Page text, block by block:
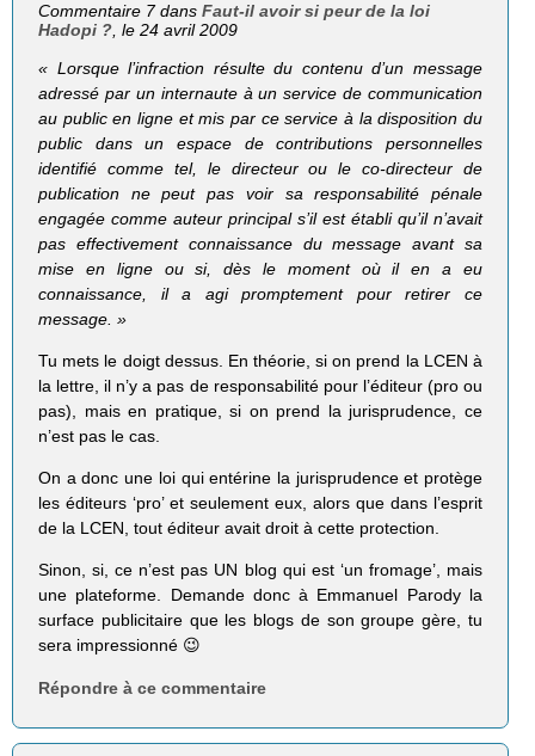
Commentaire 7 dansFaut-il avoir si peur de la loi
Hadopi ? , le 24 avril 2009
« Lorsque l’infraction résulte du contenu d’un message
adressé par un internaute à un service de communication
au public en ligne et mis par ce service à la disposition du
public dans un espace de contributions personnelles
identifié comme tel, le directeur ou le co-directeur de
publication ne peut pas voir sa responsabilité pénale
engagée comme auteur principal s’il est établi qu’il n’avait
pas effectivement connaissance du message avant sa
mise en ligne ou si, dès le moment où il en a eu
connaissance, il a agi promptement pour retirer ce
message. »
Tu mets le doigt dessus. En théorie, si on prend la LCEN à
la lettre, il n’y a pas de responsabilité pour l’éditeur (pro ou
pas), mais en pratique, si on prend la jurisprudence, ce
n’est pas le cas.
On a donc une loi qui entérine la jurisprudence et protège
les éditeurs ‘pro’ et seulement eux, alors que dans l’esprit
de la LCEN, tout éditeur avait droit à cette protection.
Sinon, si, ce n’est pas UN blog qui est ‘un fromage’, mais
une plateforme. Demande donc à Emmanuel Parody la
surface publicitaire que les blogs de son groupe gère, tu
sera impressionné 😉
Répondre à ce commentaire